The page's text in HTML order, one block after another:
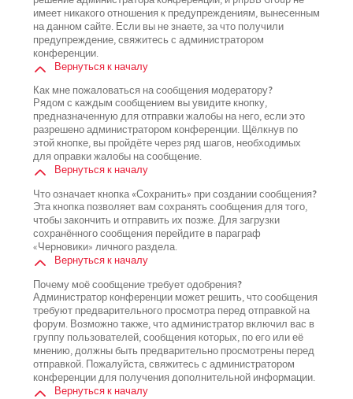
имеет никакого отношения к предупреждениям, вынесенным
на данном сайте. Если вы не знаете, за что получили
предупреждение, свяжитесь с администратором
конференции.
Вернуться к началу
Как мне пожаловаться на сообщения модератору?
Рядом с каждым сообщением вы увидите кнопку,
предназначенную для отправки жалобы на него, если это
разрешено администратором конференции. Щёлкнув по
этой кнопке, вы пройдёте через ряд шагов, необходимых
для оправки жалобы на сообщение.
Вернуться к началу
Что означает кнопка «Сохранить» при создании сообщения?
Эта кнопка позволяет вам сохранять сообщения для того,
чтобы закончить и отправить их позже. Для загрузки
сохранённого сообщения перейдите в параграф
«Черновики» личного раздела.
Вернуться к началу
Почему моё сообщение требует одобрения?
Администратор конференции может решить, что сообщения
требуют предварительного просмотра перед отправкой на
форум. Возможно также, что администратор включил вас в
группу пользователей, сообщения которых, по его или её
мнению, должны быть предварительно просмотрены перед
отправкой. Пожалуйста, свяжитесь с администратором
конференции для получения дополнительной информации.
Вернуться к началу